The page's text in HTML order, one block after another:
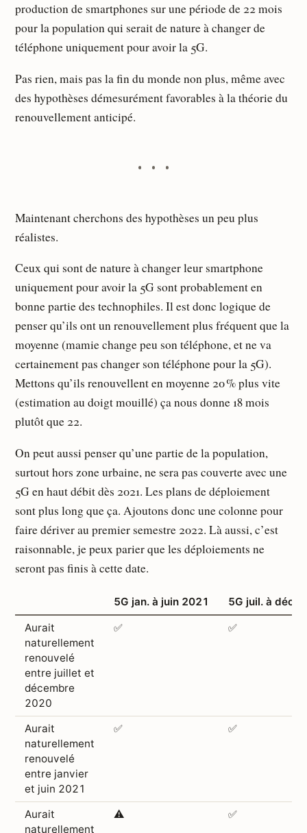
production de smartphones sur une période de 22 mois
pour la population qui serait de nature à changer de
téléphone uniquement pour avoir la 5G.
Pas rien, mais pas la fin du monde non plus, même avec
des hypothèses démesurément favorables à la théorie du
renouvellement anticipé.
Maintenant cherchons des hypothèses un peu plus
réalistes.
Ceux qui sont de nature à changer leur smartphone
uniquement pour avoir la 5G sont probablement en
bonne partie des technophiles. Il est donc logique de
penser qu’ils ont un renouvellement plus fréquent que la
moyenne (mamie change peu son téléphone, et ne va
certainement pas changer son téléphone pour la 5G).
Mettons qu’ils renouvellent en moyenne 20 % plus vite
(estimation au doigt mouillé) ça nous donne 18 mois
plutôt que 22.
On peut aussi penser qu’une partie de la population,
surtout hors zone urbaine, ne sera pas couverte avec une
5G en haut débit dès 2021. Les plans de déploiement
sont plus long que ça. Ajoutons donc une colonne pour
faire dériver au premier semestre 2022. Là aussi, c’est
raisonnable, je peux parier que les déploiements ne
seront pas finis à cette date.
5G jan. à juin 2021
5G juil. à déc.
Aurait
naturellement
renouvelé
entre juillet et
décembre
2020
✅ ✅
Aurait
naturellement
renouvelé
entre janvier
et juin 2021
✅ ✅
Aurait
naturellement
⚠️ ✅